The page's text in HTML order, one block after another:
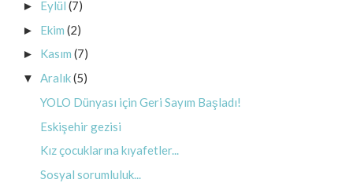
► Eylül (7)
► Ekim (2)
► Kasım (7)
▼ Aralık(5)
YOLO Dünyası için Geri Sayım Başladı!
Eskişehir gezisi
Kız çocuklarına kıyafetler...
Sosyal sorumluluk...